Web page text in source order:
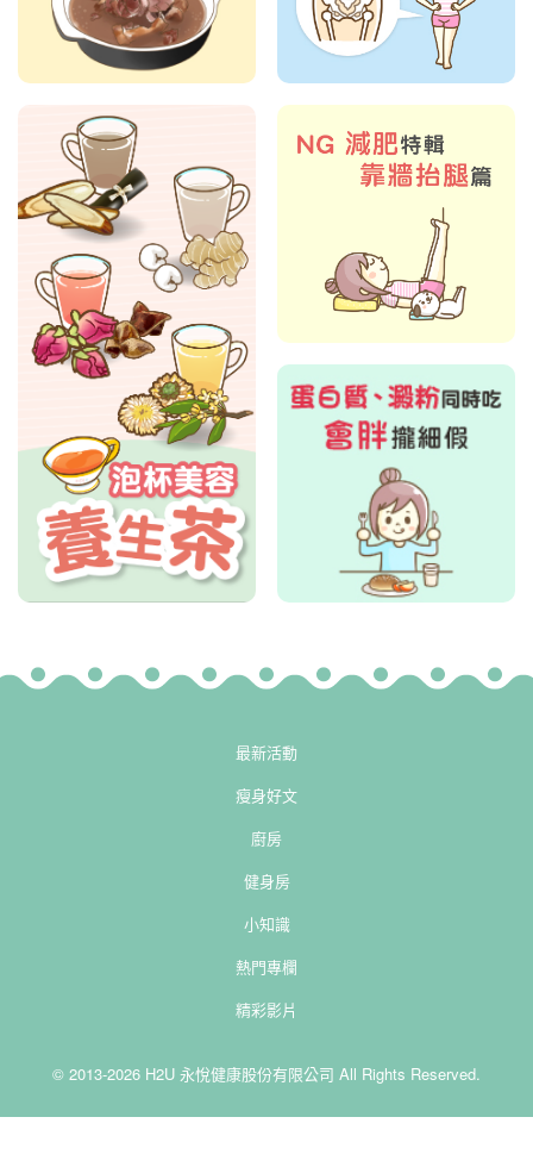
最新活動
瘦身好文
廚房
健身房
小知識
熱門專欄
精彩影片
© 2013-2026 H2U 永悅健康股份有限公司 All Rights Reserved.